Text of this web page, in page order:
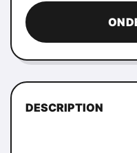
DESCRIPTION